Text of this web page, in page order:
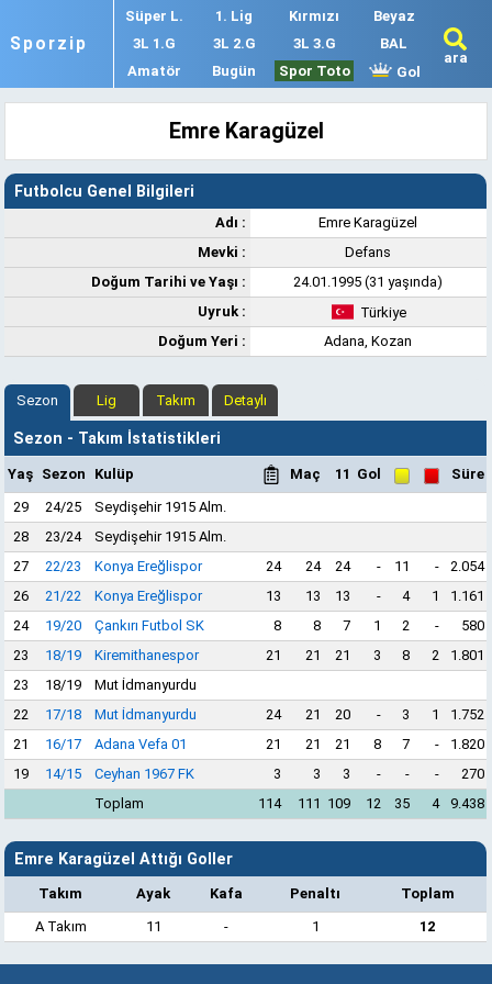
Sporzip
Süper L. 1. Lig Kırmızı
Beyaz
3L 1.G
3L 2.G 3L 3.G
BAL
Amatör
Bugün Spor Toto Gol
ara
Emre Karagüzel
Futbolcu Genel Bilgileri
Adı :
Emre Karagüzel
Mevki :
Defans
Doğum Tarihi ve Yaşı :
24.01.1995 (31 yaşında)
Uyruk :
Türkiye
Doğum Yeri :
Adana, Kozan
Sezon Lig Takım Detaylı
Sezon - Takım İstatistikleri
Yaş Sezon Kulüp Maç 11 Gol
Süre
29
24/25
Seydişehir 1915 Alm.
28
23/24
Seydişehir 1915 Alm.
27
22/23 Konya Ereğlispor 24 24 24 - 11 -
2.054
26
21/22 Konya Ereğlispor 13 13 13 - 4 1
1.161
24
19/20 Çankırı Futbol SK 8 8 7 1 2 -
580
23
18/19 Kiremithanespor 21 21 21 3 8 2
1.801
23
18/19
Mut İdmanyurdu
22
17/18 Mut İdmanyurdu 24 21 20 - 3 1
1.752
21
16/17 Adana Vefa 01 21 21 21 8 7 -
1.820
19
14/15 Ceyhan 1967 FK 3 3 3 - - -
270
Toplam
114 111 109 12 35 4 9.438
Emre Karagüzel Attığı Goller
Takım Ayak Kafa Penaltı
Toplam
A Takım
11 - 1 12